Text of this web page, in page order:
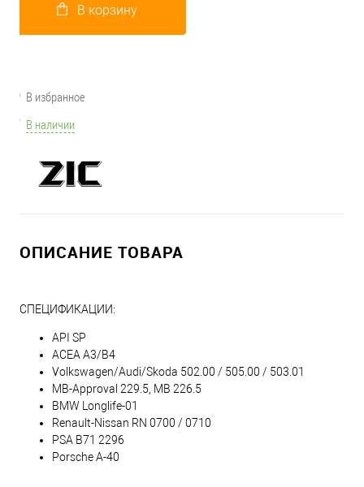
В корзину
В избранное
В наличии
ОПИСАНИЕ ТОВАРА
СПЕЦИФИКАЦИИ:
API SP
ACEA A3/B4
Volkswagen/Audi/Skoda 502.00 / 505.00 / 503.01
MB-Approval 229.5, MB 226.5
BMW Longlife-01
Renault-Nissan RN 0700 / 0710
PSA B71 2296
Porsche A-40